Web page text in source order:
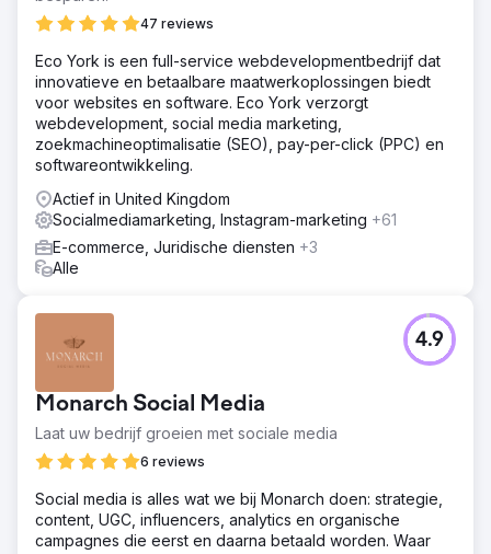
duurzame digitale strategie nodig om hun leidende
positie te behouden.
Oplossing
We voerden een grondige SEO- en Google Ads-audit uit
en identificeerden 16 prioritaire en 84 secundaire
zoekwoorden. Onze strategie omvatte het creëren van
nichecontent, op zoekwoorden gerichte
landingspagina's en technische website-optimalisaties om
de ranking te verbeteren en het verkeer te stimuleren.
Resultaat
Benchmark behaalde de eerste plaats in de ranking voor
verschillende zeer competitieve zoekwoorden en wist
wat neerkomt op $ 55.600 aan jaarlijkse organische
verkeerswaarde. Deze resultaten verstevigden de positie
van Benchmark als grootste particuliere makelaardij in
Australië en een duidelijke marktleider.
Naar bureaupagina
47 reviews
Eco York is een full-service webdevelopmentbedrijf dat
innovatieve en betaalbare maatwerkoplossingen biedt
voor websites en software. Eco York verzorgt
webdevelopment, social media marketing,
zoekmachineoptimalisatie (SEO), pay-per-click (PPC) en
softwareontwikkeling.
Actief in United Kingdom
Socialmediamarketing, Instagram-marketing +61
E-commerce, Juridische diensten +3
Alle
Monarch Social Media
Laat uw bedrijf groeien met sociale media
6 reviews
4.9
Social media is alles wat we bij Monarch doen: strategie,
content, UGC, influencers, analytics en organische
campagnes die eerst en daarna betaald worden. Waar